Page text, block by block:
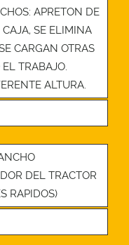
APRETON DE
CAJA, SE ELIMINA
CARGAN OTRAS
TRABAJO.
ALTURA.
DEL TRACTOR
RAPIDOS)